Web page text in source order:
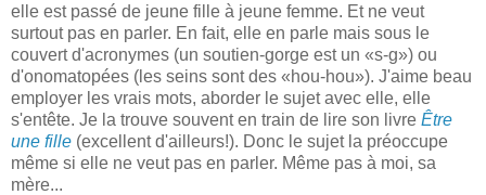
elle est passé de jeune fille à jeune femme. Et ne veut
surtout pas en parler. En fait, elle en parle mais sous le
couvert d'acronymes (un soutien-gorge est un «s-g») ou
d'onomatopées (les seins sont des «hou-hou»). J'aime beau
employer les vrais mots, aborder le sujet avec elle, elle
s'entête. Je la trouve souvent en train de lire son livre Être
une fille (excellent d'ailleurs!). Donc le sujet la préoccupe
même si elle ne veut pas en parler. Même pas à moi, sa
mère...